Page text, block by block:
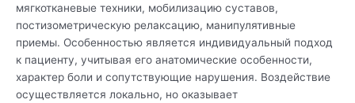
мягкотканевые техники, мобилизацию суставов,
постизометрическую релаксацию, манипулятивные
приемы. Особенностью является индивидуальный подход
к пациенту, учитывая его анатомические особенности,
характер боли и сопутствующие нарушения. Воздействие
осуществляется локально, но оказывает